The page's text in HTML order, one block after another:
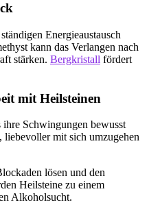
Energieaustausch
kann das Verlangen nach
stärken. Bergkristall fördert
mit Heilsteinen
Schwingungen bewusst
mit sich umzugehen
lösen und den
Heilsteine zu einem
Alkoholsucht.